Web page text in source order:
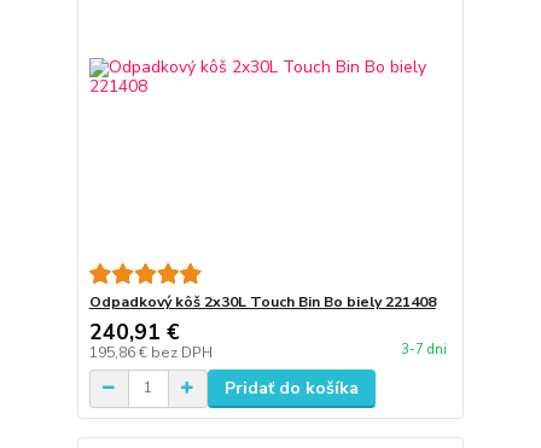
Odpadkový kôš 2x30L Touch Bin Bo biely 221408
240,91 €
195,86 € bez DPH 3-7 dni
Pridať do košíka